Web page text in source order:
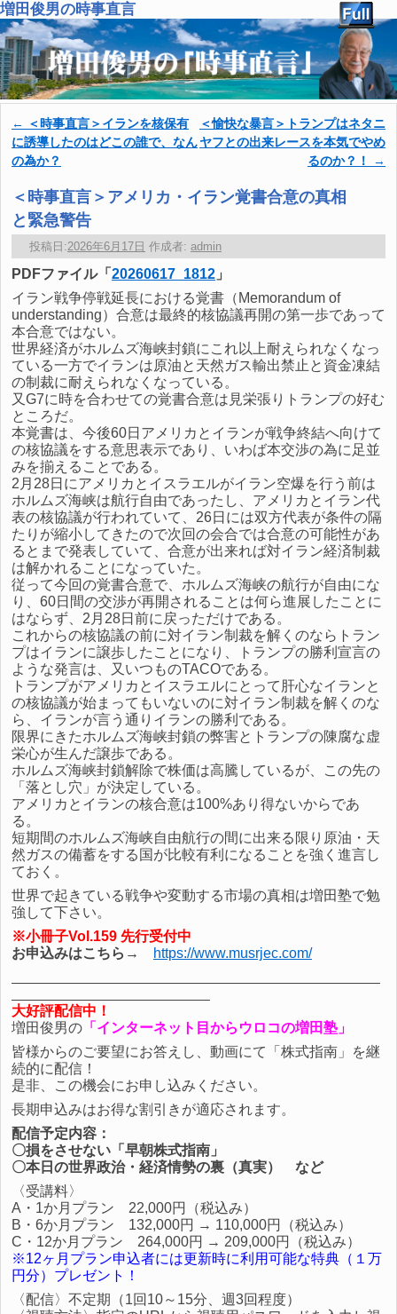
増田俊男の時事直言
投稿ナビゲーション
← ＜時事直言＞イランを核保有
に誘導したのはどこの誰で、なん
の為か？
＜愉快な暴言＞トランプはネタニ
ヤフとの出来レースを本気でやめ
るのか？！
→
＜時事直言＞アメリカ・イラン覚書合意の真相
と緊急警告
投稿日:2026年6月17日 作成者: admin
PDFファイル「 20260617_1812 」
イラン戦争停戦延長における覚書（Memorandum of
understanding）合意は最終的核協議再開の第一歩であって
本合意ではない。
世界経済がホルムズ海峡封鎖にこれ以上耐えられなくなっ
ている一方でイランは原油と天然ガス輸出禁止と資金凍結
の制裁に耐えられなくなっている。
又G7に時を合わせての覚書合意は見栄張りトランプの好む
ところだ。
本覚書は、今後60日アメリカとイランが戦争終結へ向けて
の核協議をする意思表示であり、いわば本交渉の為に足並
みを揃えることである。
2月28日にアメリカとイスラエルがイラン空爆を行う前は
ホルムズ海峡は航行自由であったし、アメリカとイラン代
表の核協議が行われていて、26日には双方代表が条件の隔
たりが縮小してきたので次回の会合では合意の可能性があ
るとまで発表していて、合意が出来れば対イラン経済制裁
は解かれることになっていた。
従って今回の覚書合意で、ホルムズ海峡の航行が自由にな
り、60日間の交渉が再開されることは何ら進展したことに
はならず、2月28日前に戻っただけである。
これからの核協議の前に対イラン制裁を解くのならトラン
プはイランに譲歩したことになり、トランプの勝利宣言の
ような発言は、又いつものTACOである。
トランプがアメリカとイスラエルにとって肝心なイランと
の核協議が始まってもいないのに対イラン制裁を解くのな
ら、イランが言う通りイランの勝利である。
限界にきたホルムズ海峡封鎖の弊害とトランプの陳腐な虚
栄心が生んだ譲歩である。
ホルムズ海峡封鎖解除で株価は高騰しているが、この先の
「落とし穴」が決定している。
アメリカとイランの核合意は100%あり得ないからであ
る。
短期間のホルムズ海峡自由航行の間に出来る限り原油・天
然ガスの備蓄をする国が比較有利になることを強く進言し
ておく。
世界で起きている戦争や変動する市場の真相は増田塾で勉
強して下さい。
※小冊子Vol.159 先行受付中
お申込みはこちら→
https://www.musrjec.com/
大好評配信中！
増田俊男の 「インターネット目からウロコの増田塾」
皆様からのご要望にお答えし、動画にて「株式指南」を継
続的に配信！
是非、この機会にお申し込みください。
長期申込みはお得な割引きが適応されます。
配信予定内容：
〇損をさせない「早朝株式指南」
〇本日の世界政治・経済情勢の裏（真実） など
〈受講料〉
A・1か月プラン 22,000円（税込み）
B・6か月プラン 132,000円 → 110,000円（税込み）
C・12か月プラン 264,000円 → 209,000円（税込み）
※12ヶ月プラン申込者には更新時に利用可能な特典（１万
円分）プレゼント！
〈配信〉不定期（1回10～15分、週3回程度）